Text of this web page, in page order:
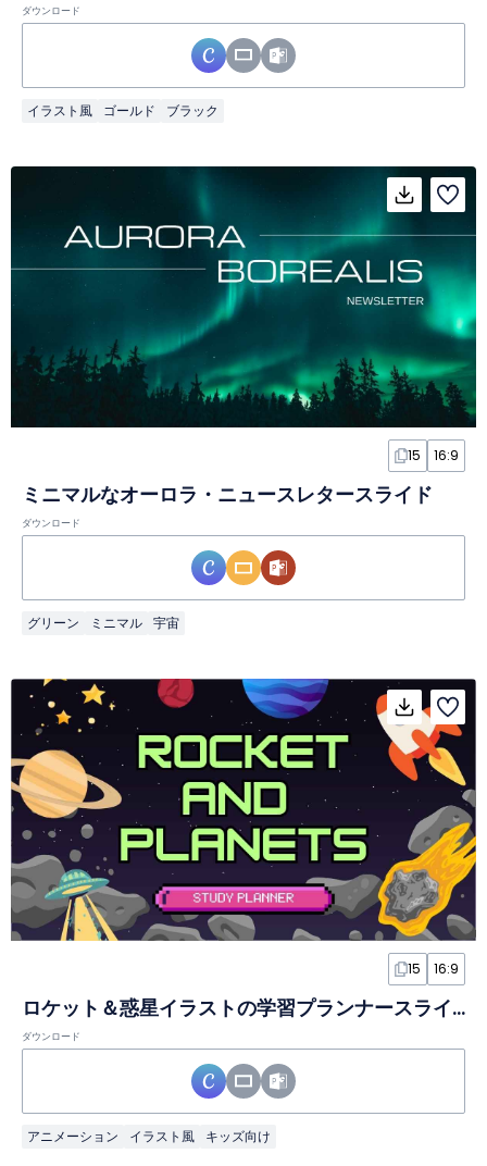
ダウンロード
イラスト風 ゴールド ブラック
15 16:9
ミニマルなオーロラ・ニュースレタースライド
ダウンロード
グリーン ミニマル 宇宙
15 16:9
ロケット＆惑星イラストの学習プランナースライド
ダウンロード
アニメーション イラスト風 キッズ向け